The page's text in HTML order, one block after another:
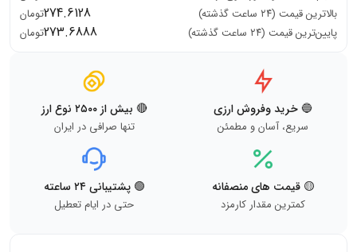
بالاترین قیمت (۲۴ ساعت گذشته)
274.6128تومان
پایین‌ترین قیمت (۲۴ ساعت گذشته)
273.6888تومان
🔵 خرید وفروش ارزی
سریع، آسان و مطمئن
🔴 بیش از ۲۵۰۰ نوع ارز
تنها صرافی در ایران
🟡 قیمت های منصفانه
کمترین مقدار کارمزد
🟢 پشتیبانی ۲۴ ساعته
حتی در ایام تعطیل